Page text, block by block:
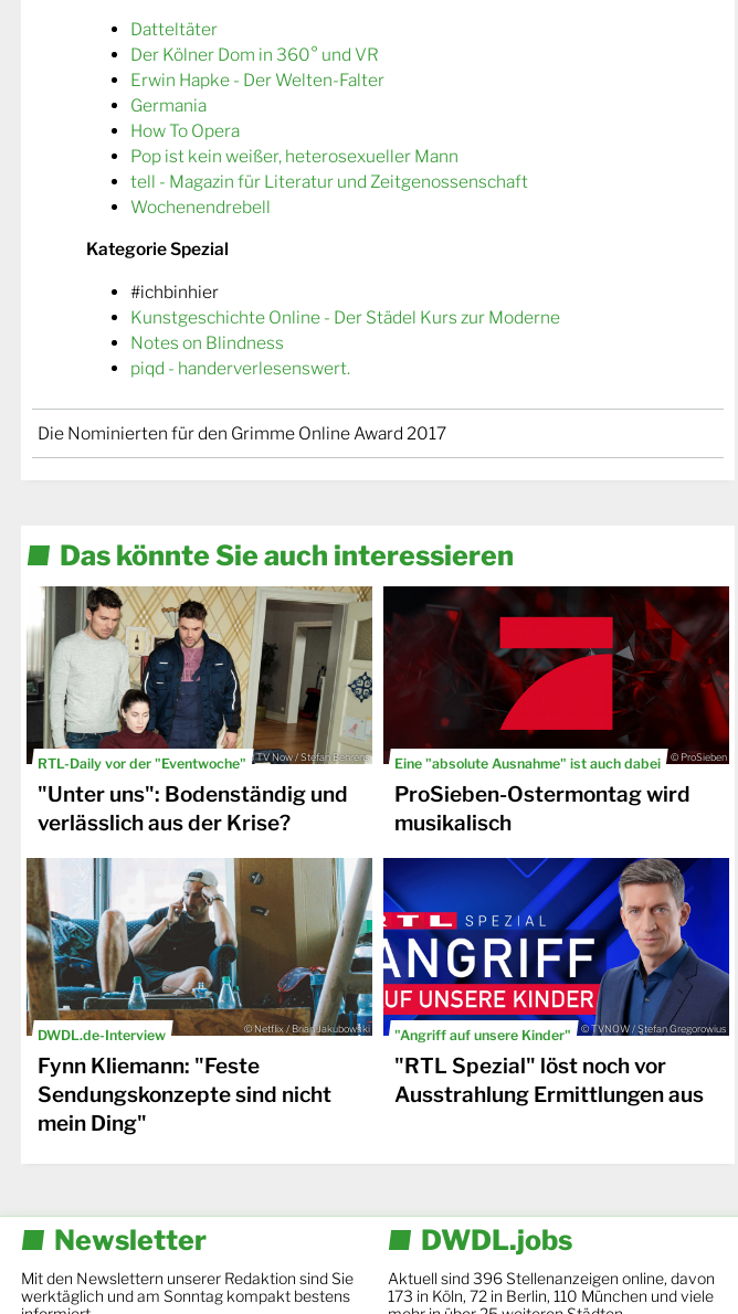
Datteltäter
Der Kölner Dom in 360° und VR
Erwin Hapke - Der Welten-Falter
Germania
How To Opera
Pop ist kein weißer, heterosexueller Mann
tell - Magazin für Literatur und Zeitgenossenschaft
Wochenendrebell
Kategorie Spezial
#ichbinhier
Kunstgeschichte Online - Der Städel Kurs zur Moderne
Notes on Blindness
piqd - handerverlesenswert.
Die Nominierten für den Grimme Online Award 2017
Das könnte Sie auch interessieren
RTL-Daily vor der "Eventwoche" © TV Now / Stefan Behrens
"Unter uns": Bodenständig und
verlässlich aus der Krise?
Eine "absolute Ausnahme" ist auch dabei © ProSieben
ProSieben-Ostermontag wird
musikalisch
DWDL.de-Interview © Netflix / Brian Jakubowski
Fynn Kliemann: "Feste
Sendungskonzepte sind nicht
mein Ding"
"Angriff auf unsere Kinder" © TVNOW / Stefan Gregorowius
"RTL Spezial" löst noch vor
Ausstrahlung Ermittlungen aus
Newsletter
Mit den Newslettern unserer Redaktion sind Sie
werktäglich und am Sonntag kompakt bestens
DWDL.jobs
Aktuell sind 396 Stellenanzeigen online, davon
173 in Köln, 72 in Berlin, 110 München und viele